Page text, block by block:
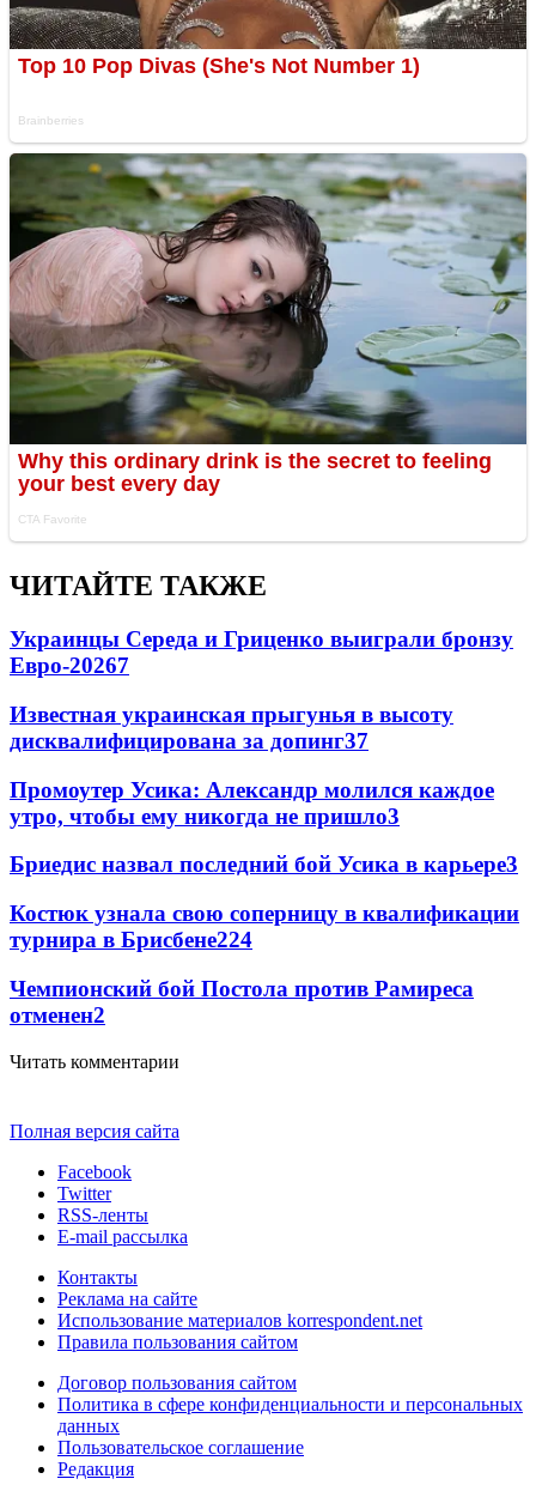
ЧИТАЙТЕ ТАКЖЕ
Украинцы Середа и Гриценко выиграли бронзу
Евро-20267
Известная украинская прыгунья в высоту
дисквалифицирована за допинг37
Промоутер Усика: Александр молился каждое
утро, чтобы ему никогда не пришло3
Бриедис назвал последний бой Усика в карьере3
Костюк узнала свою соперницу в квалификации
турнира в Брисбене224
Чемпионский бой Постола против Рамиреса
отменен2
Читать комментарии
Полная версия сайта
Facebook
Twitter
RSS-ленты
E-mail рассылка
Контакты
Реклама на сайте
Использование материалов korrespondent.net
Правила пользования сайтом
Договор пользования сайтом
Политика в сфере конфиденциальности и персональных
данных
Пользовательское соглашение
Редакция